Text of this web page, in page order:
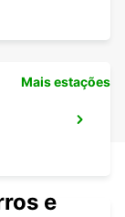
Mais estações
e